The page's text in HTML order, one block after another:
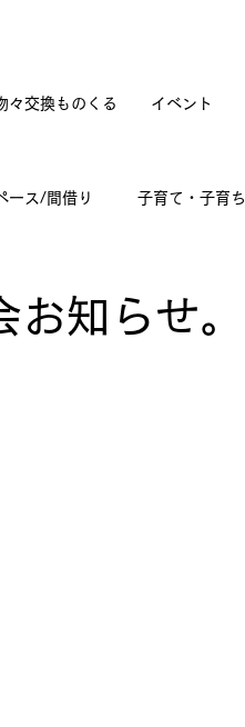
々交換ものくる イベント
ース/間借り 子育て・子育ち
知らせ。